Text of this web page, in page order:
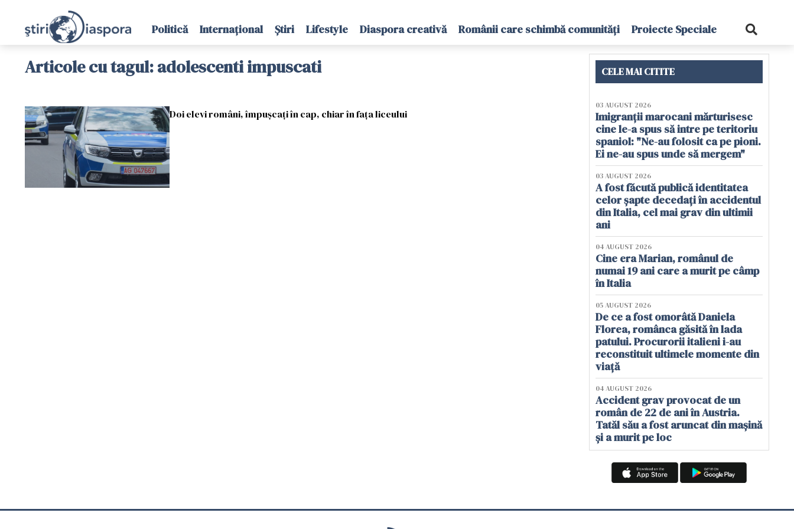
Politică Internațional Știri Lifestyle Diaspora creativă Românii care schimbă comunități Proiecte Speciale
Articole cu tagul: adolescenti impuscati
Doi elevi români, împuşcaţi în cap, chiar în faţa liceului
CELE MAI CITITE
03 AUGUST 2026
Imigranții marocani mărturisesc
cine le-a spus să intre pe teritoriu
spaniol: "Ne-au folosit ca pe pioni.
Ei ne-au spus unde să mergem"
03 AUGUST 2026
A fost făcută publică identitatea
celor șapte decedați în accidentul
din Italia, cel mai grav din ultimii
ani
04 AUGUST 2026
Cine era Marian, românul de
numai 19 ani care a murit pe câmp
în Italia
05 AUGUST 2026
De ce a fost omorâtă Daniela
Florea, românca găsită în lada
patului. Procurorii italieni i-au
reconstituit ultimele momente din
viață
04 AUGUST 2026
Accident grav provocat de un
român de 22 de ani în Austria.
Tatăl său a fost aruncat din mașină
și a murit pe loc